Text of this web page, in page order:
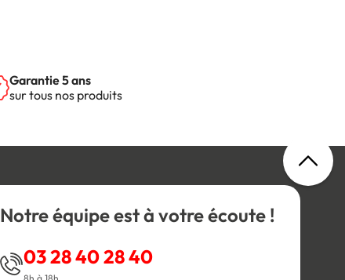
Garantie 5 ans
sur tous nos produits
Notre équipe est à votre écoute !
03 28 40 28 40